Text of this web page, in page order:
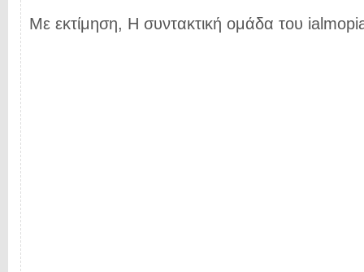
Με εκτίμηση, Η συντακτική ομάδα του